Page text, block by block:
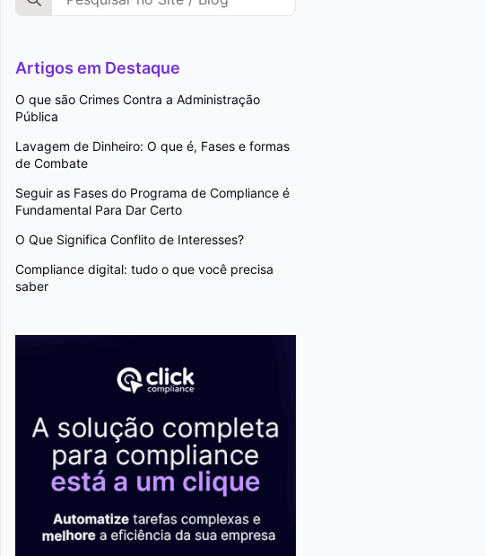
for:
Artigos em Destaque
O que são Crimes Contra a Administração
Pública
Lavagem de Dinheiro: O que é, Fases e formas
de Combate
Seguir as Fases do Programa de Compliance é
Fundamental Para Dar Certo
O Que Significa Conflito de Interesses?
Compliance digital: tudo o que você precisa
saber